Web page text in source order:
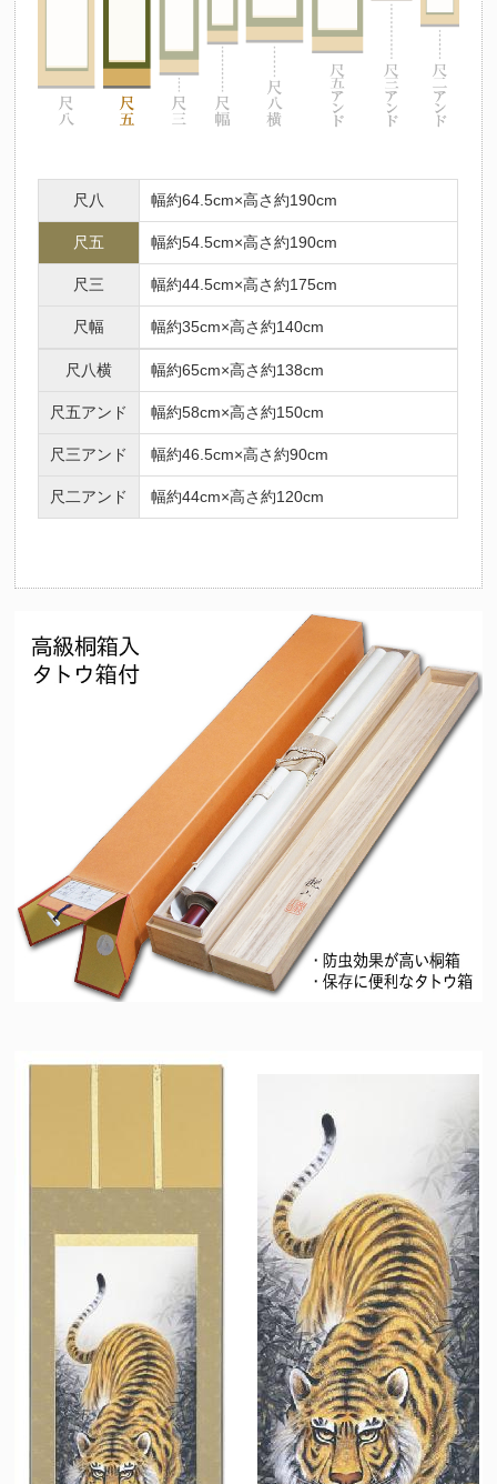
尺八 幅約64.5cm×高さ約190cm
尺五 幅約54.5cm×高さ約190cm
尺三 幅約44.5cm×高さ約175cm
尺幅 幅約35cm×高さ約140cm
尺八横 幅約65cm×高さ約138cm
尺五アンド 幅約58cm×高さ約150cm
尺三アンド 幅約46.5cm×高さ約90cm
尺二アンド 幅約44cm×高さ約120cm